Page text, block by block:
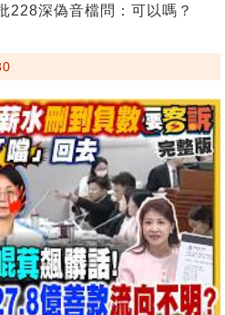
228深偽音檔問：可以嗎？